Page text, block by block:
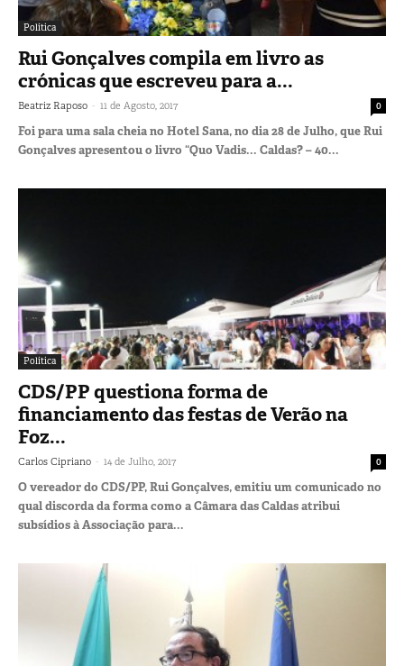
Política
Rui Gonçalves compila em livro as
crónicas que escreveu para a...
Beatriz Raposo - 11 de Agosto, 2017 0
Foi para uma sala cheia no Hotel Sana, no dia 28 de Julho, que Rui
Gonçalves apresentou o livro “Quo Vadis... Caldas? – 40...
Política
CDS/PP questiona forma de
financiamento das festas de Verão na
Foz...
Carlos Cipriano - 14 de Julho, 2017 0
O vereador do CDS/PP, Rui Gonçalves, emitiu um comunicado no
qual discorda da forma como a Câmara das Caldas atribui
subsídios à Associação para...